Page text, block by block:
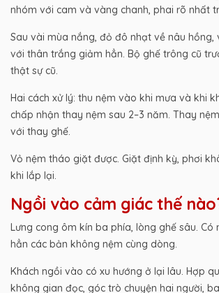
nhóm với cam và vàng chanh, phai rõ nhất
Sau vài mùa nắng, đỏ đô nhạt về nâu
với thân trắng giảm hẳn. Bộ ghế trông cũ
thật sự cũ.
Hai cách xử lý: thu nệm vào khi mưa và khi
chấp nhận thay nệm sau 2–3 năm. Thay
với thay ghế.
Vỏ nệm tháo giặt được. Giặt định kỳ, phơi
khi lắp lại.
Ngồi vào cảm giác thế
Lưng cong ôm kín ba phía, lòng ghế sâu. Có
hẳn các bản không nệm cùng dòng.
Khách ngồi vào có xu hướng ở lại lâu. Hợp
không gian đọc, góc trò chuyện hai người,